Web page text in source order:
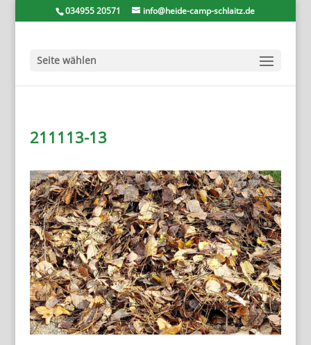
034955 20571 info@heide-camp-schlaitz.de
Seite wählen
211113-13